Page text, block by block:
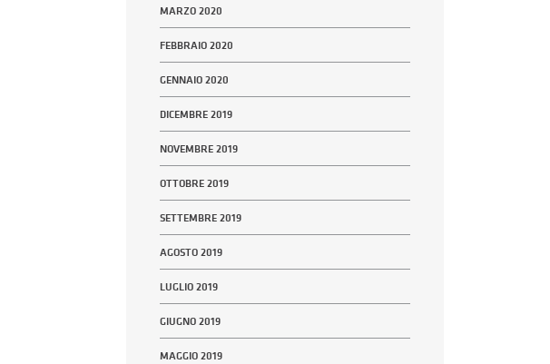
MARZO 2020
FEBBRAIO 2020
GENNAIO 2020
DICEMBRE 2019
NOVEMBRE 2019
OTTOBRE 2019
SETTEMBRE 2019
AGOSTO 2019
LUGLIO 2019
GIUGNO 2019
MAGGIO 2019